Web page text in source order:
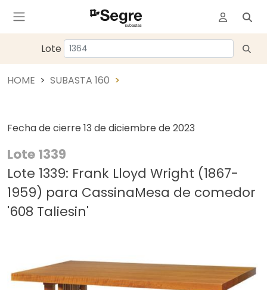
Lote
HOME SUBASTA 160
Fecha de cierre 13 de diciembre de 2023
Lote 1339
Lote 1339: Frank Lloyd Wright (1867-
1959) para CassinaMesa de comedor
'608 Taliesin'